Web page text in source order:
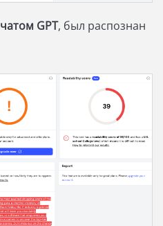
чатом GPT, был распознан